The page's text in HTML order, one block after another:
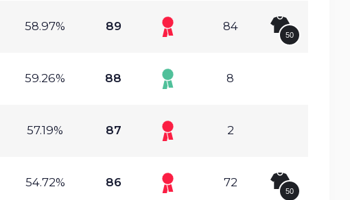
58.97% 89 84
50
59.26% 88 8
57.19% 87 2
54.72% 86 72
50